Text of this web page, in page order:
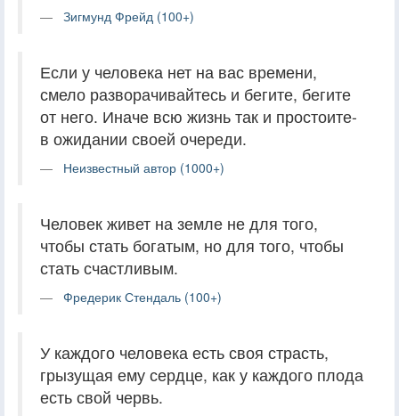
Зигмунд Фрейд (100+)
Если у человека нет на вас времени,
смело разворачивайтесь и бегите, бегите
от него. Иначе всю жизнь так и простоите-
в ожидании своей очереди.
Неизвестный автор (1000+)
Человек живет на земле не для того,
чтобы стать богатым, но для того, чтобы
стать счастливым.
Фредерик Стендаль (100+)
У каждого человека есть своя страсть,
грызущая ему сердце, как у каждого плода
есть свой червь.